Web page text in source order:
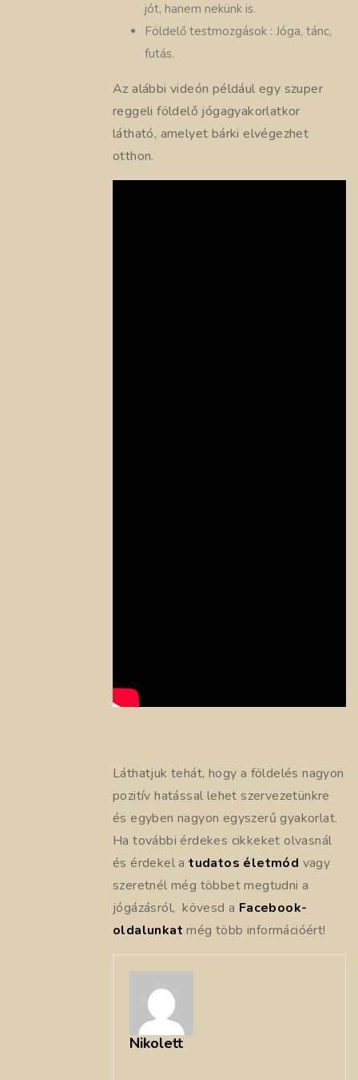
jót, hanem nekünk is.
Földelő testmozgások : Jóga, tánc,
futás.
Az alábbi videón például egy szuper
reggeli földelő jógagyakorlatkor
látható, amelyet bárki elvégezhet
otthon.
Láthatjuk tehát, hogy a földelés nagyon
pozitív hatással lehet szervezetünkre
és egyben nagyon egyszerű gyakorlat.
Ha további érdekes cikkeket olvasnál
és érdekel atudatos életmód vagy
szeretnél még többet megtudni a
jógázásról, kövesd a Facebook-
oldalunkatmég több információért!
Nikolett